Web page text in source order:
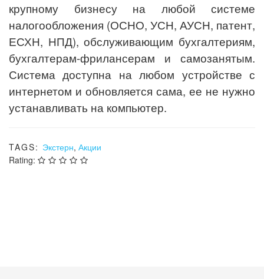
крупному бизнесу на любой системе
налогообложения (ОСНО, УСН, АУСН, патент,
ЕСХН, НПД), обслуживающим бухгалтериям,
бухгалтерам-фрилансерам и самозанятым.
Система доступна на любом устройстве с
интернетом и обновляется сама, ее не нужно
устанавливать на компьютер.
TAGS: Экстерн, Акции
Rating: